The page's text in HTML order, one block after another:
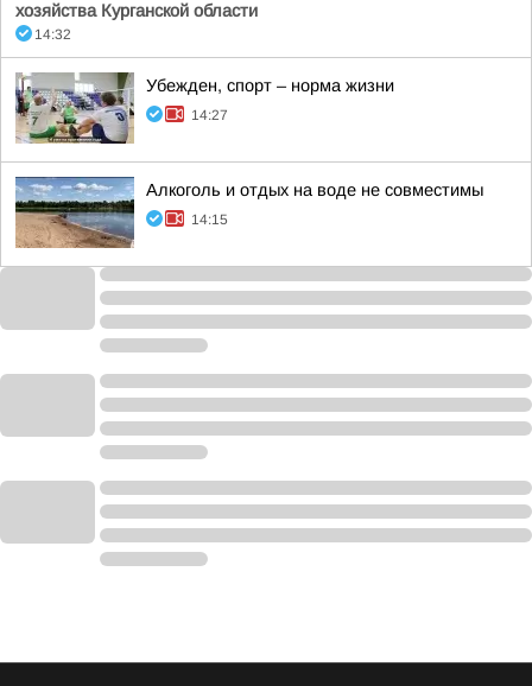
хозяйства Курганской области
14:32
Убежден, спорт – норма жизни
14:27
Алкоголь и отдых на воде не совместимы
14:15